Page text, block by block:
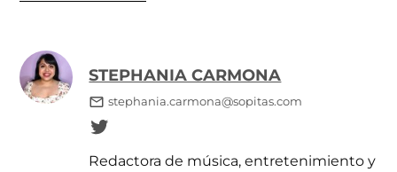
STEPHANIA CARMONA
stephania.carmona@sopitas.com
Redactora de música, entretenimiento y